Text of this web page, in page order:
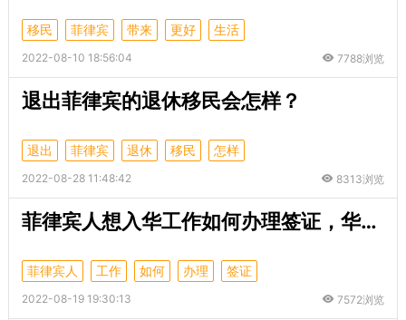
移民 菲律宾 带来 更好 生活
2022-08-10 18:56:04 7788浏览
退出菲律宾的退休移民会怎样？
退出 菲律宾 退休 移民 怎样
2022-08-28 11:48:42 8313浏览
菲律宾人想入华工作如何办理签证，华商详解！
菲律宾人 工作 如何 办理 签证
2022-08-19 19:30:13 7572浏览